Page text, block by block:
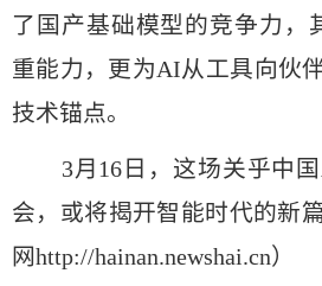
了国产基础模型的竞争力，
重能力，更为AI从工具向伙
技术锚点。
3月16日，这场关乎中国
会，或将揭开智能时代的新
网http://hainan.newshai.cn）